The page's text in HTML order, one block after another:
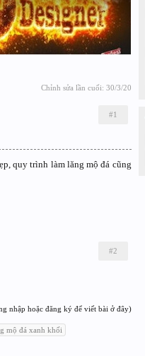
Chỉnh sửa lần cuối: 30/3/20
#1
quy trình làm lăng mộ đá cũng
#2
nhập hoặc đăng ký để viết bài ở đây)
mộ đá xanh khối